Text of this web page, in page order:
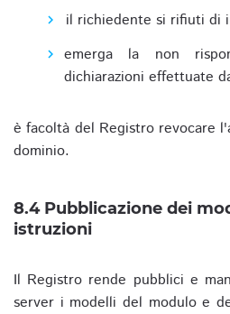
il richiedente si rifiuti di
emerga la non
dichiarazioni effettuate
è facoltà del Registro revocare
dominio.
8.4 Pubblicazione dei
istruzioni
Il Registro rende pubblici e
server i modelli del modulo e